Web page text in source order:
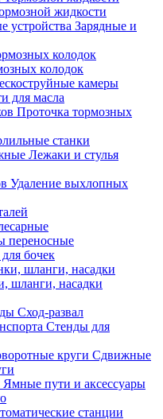
жидкости
Зарядные и
колодок
камеры
для масла
Проточка тормозных
станки
Лежаки и стулья
Удаление выхлопных
переносные
бочек
шланги, насадки
Сход-развал
Стенды для
Сдвижные
Ямные пути и аксессуары